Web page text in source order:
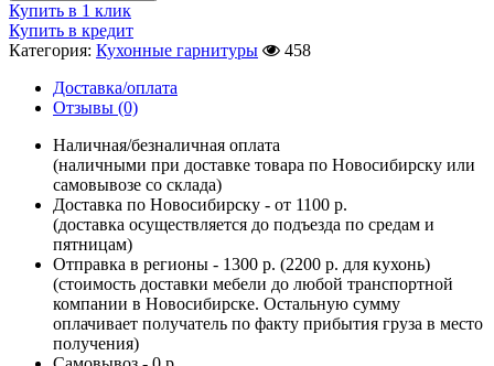
Купить в 1 клик
Купить в кредит
Категория: Кухонные гарнитуры
458
Доставка/оплата
Отзывы (0)
Наличная/безналичная оплата
(наличными при доставке товара по Новосибирску или
самовывозе со склада)
Доставка по Новосибирску - от 1100 р.
(доставка осуществляется до подъезда по средам и
пятницам)
Отправка в регионы - 1300 р. (2200 р. для кухонь)
(стоимость доставки мебели до любой транспортной
компании в Новосибирске. Остальную сумму
оплачивает получатель по факту прибытия груза в место
получения)